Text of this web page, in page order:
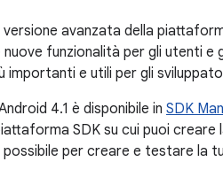
versione avanzata della
funzionalità per gli utenti
importanti e utili per gli
4.1 è disponibile in SDK
SDK su cui puoi
per creare e testare la